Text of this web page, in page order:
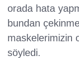
orada hata
bundan
maskelerimizin
söyledi.